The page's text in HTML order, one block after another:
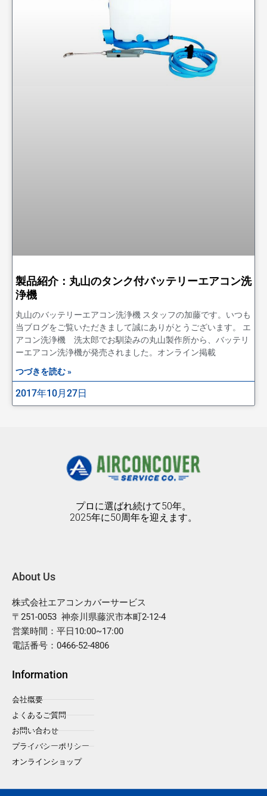
製品紹介：丸山のタンク付バッテリーエアコン洗
浄機
丸山のバッテリーエアコン洗浄機 スタッフの加藤です。いつも
当ブログをご覧いただきまして誠にありがとうございます。 エ
アコン洗浄機 洗太郎でお馴染みの丸山製作所から、バッテリ
ーエアコン洗浄機が発売されました。オンライン掲載
つづきを読む »
2017年10月27日
プロに選ばれ続けて50年。
2025年に50周年を迎えます。
About Us
株式会社エアコンカバーサービス
〒251-0053 神奈川県藤沢市本町2-12-4
営業時間：平日10:00~17:00
電話番号：0466-52-4806
Information
会社概要
よくあるご質問
お問い合わせ
プライバシーポリシー
オンラインショップ